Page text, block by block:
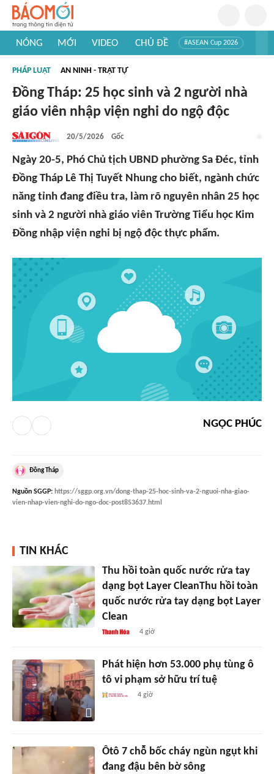
NÓNG MỚI VIDEO CHỦ ĐỀ #ASEAN Cup 2026
#Khám phá thế giới
PHÁP LUẬT AN NINH - TRẬT TỰ
Đồng Tháp: 25 học sinh và 2 người nhà
giáo viên nhập viện nghi do ngộ độc
20/5/2026 Gốc
Ngày 20-5, Phó Chủ tịch UBND phường Sa Đéc, tỉnh
Đồng Tháp Lê Thị Tuyết Nhung cho biết, ngành chức
năng tỉnh đang điều tra, làm rõ nguyên nhân 25 học
sinh và 2 người nhà giáo viên Trường Tiểu học Kim
Đồng nhập viện nghi bị ngộ độc thực phẩm.
NGỌC PHÚC
Đồng Tháp
Nguồn SGGP: https://sggp.org.vn/dong-thap-25-hoc-sinh-va-2-nguoi-nha-giao-
vien-nhap-vien-nghi-do-ngo-doc-post853637.html
TIN KHÁC
Thu hồi toàn quốc nước rửa tay
dạng bọt Layer CleanThu hồi toàn
quốc nước rửa tay dạng bọt Layer
Clean
4 giờ
Phát hiện hơn 53.000 phụ tùng ô
tô vi phạm sở hữu trí tuệ
4 giờ
Ôtô 7 chỗ bốc cháy ngùn ngụt khi
đang đậu bên bờ sông